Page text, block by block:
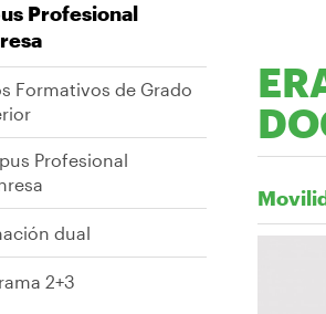
CFGS
Profesional
Formativos de Grado
Profesional
dual
2+3